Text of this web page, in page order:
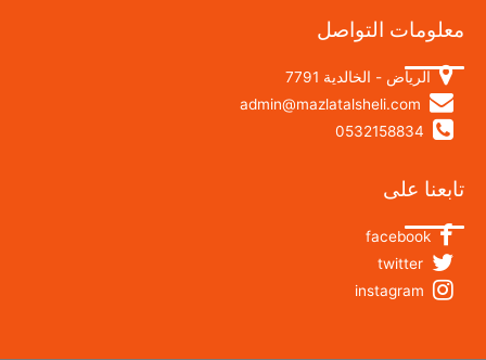
معلومات التواصل
الرياض - الخالدية 7791
admin@mazlatalsheli.com
0532158834
تابعنا على
facebook
twitter
instagram